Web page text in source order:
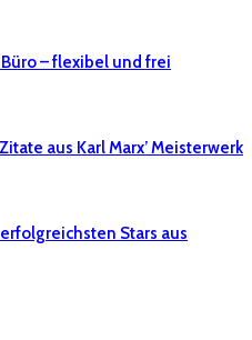
– flexibel und frei
aus Karl Marx’ Meisterwerk
Stars aus